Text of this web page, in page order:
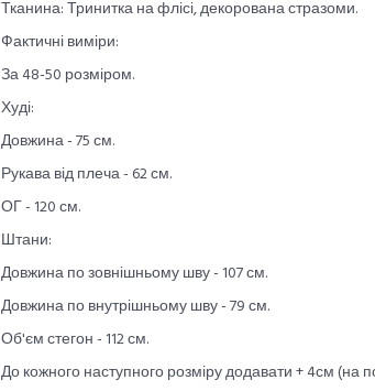
Тканина: Тринитка на флісі, декорована стразоми.
Фактичні виміри:
За 48-50 розміром.
Худі:
Довжина - 75 см.
Рукава від плеча - 62 см.
ОГ - 120 см.
Штани:
Довжина по зовнішньому шву - 107 см.
Довжина по внутрішньому шву - 79 см.
Об'єм стегон - 112 см.
До кожного наступного розміру додавати + 4см (на